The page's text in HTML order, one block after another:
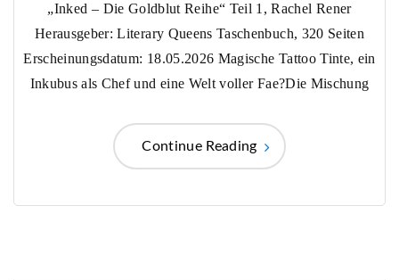
„Inked – Die Goldblut Reihe“ Teil 1, Rachel Rener
Herausgeber: Literary Queens Taschenbuch, 320 Seiten
Erscheinungsdatum: 18.05.2026 Magische Tattoo Tinte, ein
Inkubus als Chef und eine Welt voller Fae?Die Mischung
Continue Reading